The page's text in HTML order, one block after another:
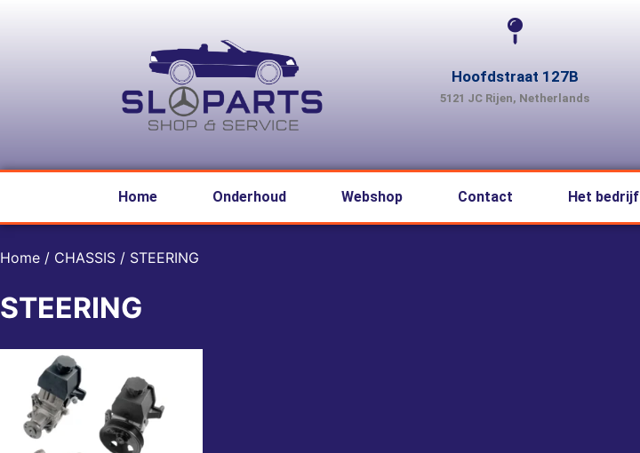
Hoofdstraat 127B
5121 JC Rijen, Netherlands
Home Onderhoud Webshop Contact Het bedrijf
Home / CHASSIS / STEERING
STEERING